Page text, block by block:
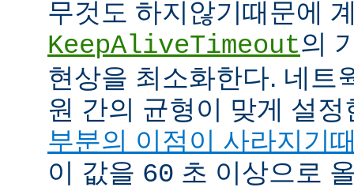
무것도 하지않기때문에
KeepAliveTimeout의
현상을 최소화한다. 네트
원 간의 균형이 맞게 설
부분의 이점이 사라지기
이 값을 60 초 이상으로